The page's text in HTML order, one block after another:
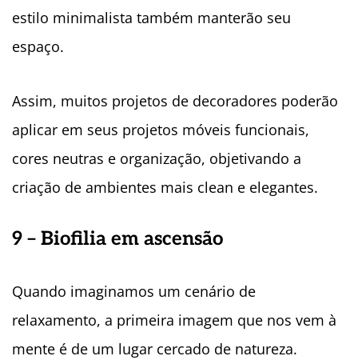
estilo minimalista também manterão seu
espaço.
Assim, muitos projetos de decoradores poderão
aplicar em seus projetos móveis funcionais,
cores neutras e organização, objetivando a
criação de ambientes mais clean e elegantes.
9 – Biofilia em ascensão
Quando imaginamos um cenário de
relaxamento, a primeira imagem que nos vem à
mente é de um lugar cercado de natureza.